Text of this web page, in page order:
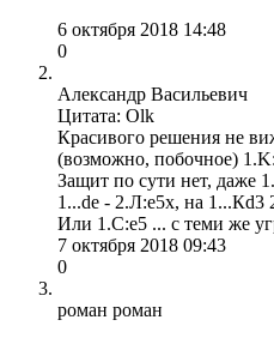
6 октября 2018 14:48
0
Александр Васильевич
Цитата: Olk
Красивого решения не
(возможно, побочное)
Защит по сути нет, даже
1...de - 2.Л:e5x, на 1...Кd3
Или 1.С:е5 ... с теми же
7 октября 2018 09:43
0
роман роман